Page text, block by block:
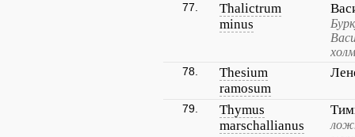
77.
Thalictrum
minus
78.
Thesium
ramosum
79.
Thymus
marschallianus